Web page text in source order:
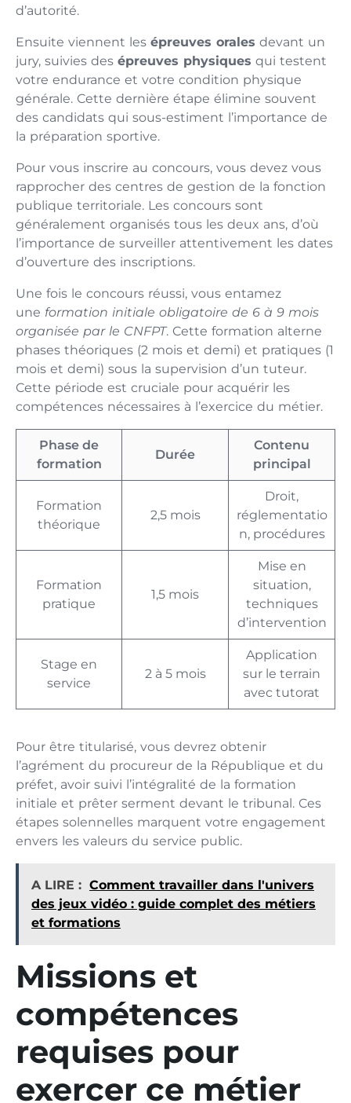
d’autorité.
Ensuite viennent les épreuves orales devant un
jury, suivies des épreuves physiques qui testent
votre endurance et votre condition physique
générale. Cette dernière étape élimine souvent
des candidats qui sous-estiment l’importance de
la préparation sportive.
Pour vous inscrire au concours, vous devez vous
rapprocher des centres de gestion de la fonction
publique territoriale. Les concours sont
généralement organisés tous les deux ans, d’où
l’importance de surveiller attentivement les dates
d’ouverture des inscriptions.
Une fois le concours réussi, vous entamez
une formation initiale obligatoire de 6 à 9 mois
organisée par le CNFPT. Cette formation alterne
phases théoriques (2 mois et demi) et pratiques (1
mois et demi) sous la supervision d’un tuteur.
Cette période est cruciale pour acquérir les
compétences nécessaires à l’exercice du métier.
Phase de
formation
Durée
Contenu
principal
Formation
théorique
2,5 mois
Droit,
réglementatio
n, procédures
Formation
pratique
1,5 mois
Mise en
situation,
techniques
d’intervention
Stage en
service
2 à 5 mois
Application
sur le terrain
avec tutorat
Pour être titularisé, vous devrez obtenir
l’agrément du procureur de la République et du
préfet, avoir suivi l’intégralité de la formation
initiale et prêter serment devant le tribunal. Ces
étapes solennelles marquent votre engagement
envers les valeurs du service public.
A LIRE : Comment travailler dans l'univers
des jeux vidéo : guide complet des métiers
et formations
Missions et
compétences
requises pour
exercer ce métier